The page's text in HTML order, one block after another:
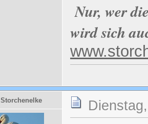
Nur, wer
wird sich
Storchenelke